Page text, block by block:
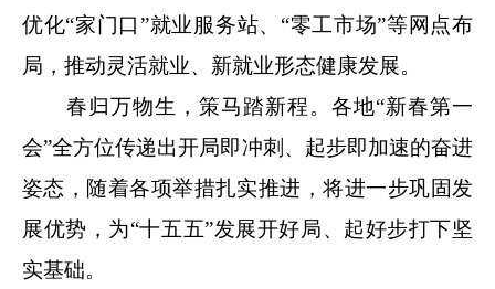
优化“家门口”就业服务站、“零工市场”等网点布
局，推动灵活就业、新就业形态健康发展。
春归万物生，策马踏新程。各地“新春第一
会”全方位传递出开局即冲刺、起步即加速的奋进
姿态，随着各项举措扎实推进，将进一步巩固发
展优势，为“十五五”发展开好局、起好步打下坚
实基础。